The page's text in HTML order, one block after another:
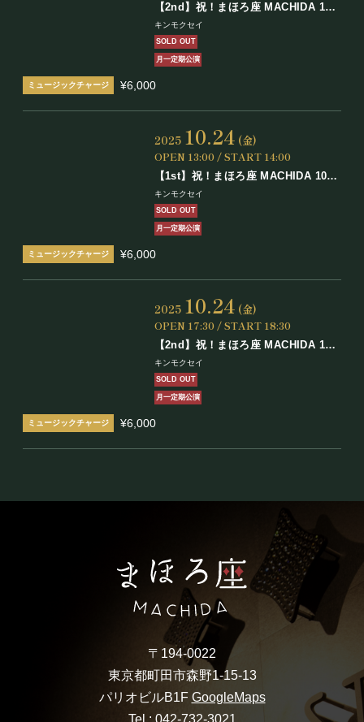
【2nd】祝！まほろ座 MACHIDA 10
周年！月刊キンモクセイ 9月号
キンモクセイ
SOLD OUT
月一定期公演
¥6,000
2025 10.24 (金)
OPEN 13:00 / START 14:00
【1st】祝！まほろ座 MACHIDA 10周
年！
月刊キンモクセイ 10月号
キンモクセイ
SOLD OUT
月一定期公演
¥6,000
2025 10.24 (金)
OPEN 17:30 / START 18:30
【2nd】祝！まほろ座 MACHIDA 10
周年！
月刊キンモクセイ 10月号
キンモクセイ
SOLD OUT
月一定期公演
¥6,000
〒194-0022
東京都町田市森野1-15-13
パリオビルB1F GoogleMaps
Tel : 042-732-3021